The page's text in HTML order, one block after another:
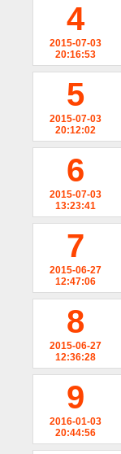
4
2015-07-03
20:16:53
5
2015-07-03
20:12:02
6
2015-07-03
13:23:41
7
2015-06-27
12:47:06
8
2015-06-27
12:36:28
9
2016-01-03
20:44:56